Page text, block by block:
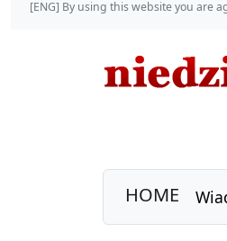
[ENG] By using this website you are
HOME